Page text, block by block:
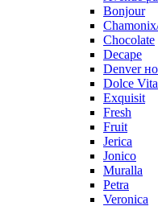
Bonjour
Chocolate
Decape
Denver
Dolce Vita
Exquisit
Fresh
Fruit
Jerica
Jonico
Muralla
Petra
Veroniсa